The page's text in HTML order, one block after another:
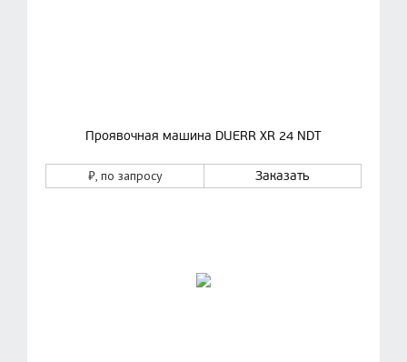
Проявочная машина DUERR XR 24 NDT
₽, по запросу Заказать